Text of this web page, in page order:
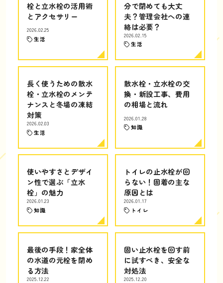
栓と立水栓の活用術
とアクセサリー
2026.02.25
生活
分で閉めても大丈
夫？管理会社への連
絡は必要？
2026.02.15
生活
長く使うための散水
栓・立水栓のメンテ
ナンスと冬場の凍結
対策
2026.02.03
生活
散水栓・立水栓の交
換・新設工事、費用
の相場と流れ
2026.01.28
知識
使いやすさとデザイ
ン性で選ぶ「立水
栓」の魅力
2026.01.23
知識
トイレの止水栓が回
らない！固着の主な
原因とは
2026.01.17
トイレ
最後の手段！家全体
の水道の元栓を閉め
る方法
2025.12.22
固い止水栓を回す前
に試すべき、安全な
対処法
2025.12.20